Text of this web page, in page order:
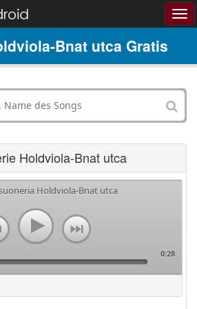
Bnat utca Gratis
Holdviola-Bnat utca
Holdviola-Bnat utca
0:28